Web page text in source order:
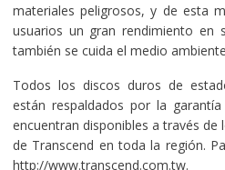
materiales peligrosos, y de esta
usuarios un gran rendimiento en
también se cuida el medio
Todos los discos duros de
están respaldados por la
encuentran disponibles a través
de Transcend en toda la región.
http://www.transcend.com.tw.